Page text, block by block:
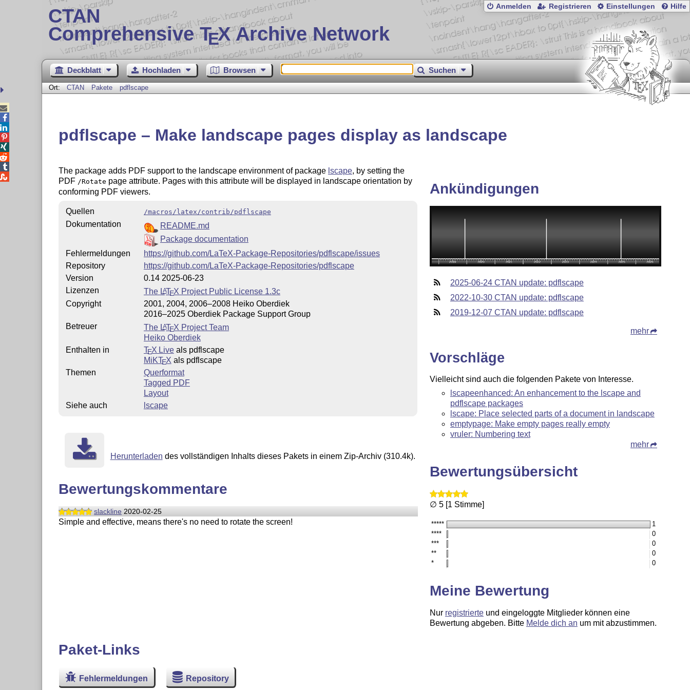
CTAN
Comprehensive TEX Archive Network
Anmelden Registrieren Einstellungen Hilfe
Deckblatt Hochladen Browsen Suchen
Ort: CTAN Pakete pdflscape
pdflscape – Make landscape pages display as landscape
The package adds PDF support to the landscape environment of package lscape, by setting the
PDF /Rotate page attribute. Pages with this attribute will be displayed in landscape orientation by
conforming PDF viewers.
Quellen /macros/latex/contrib/pdflscape
Dokumentation
README.md
Package documentation
Fehlermeldungen
https://github.com/LaTeX-Package-Repositories/pdflscape/issues
Repository
https://github.com/LaTeX-Package-Repositories/pdflscape
Version
0.14 2025-06-23
Lizenzen
The LATEX Project Public License 1.3c
Copyright
2001, 2004, 2006–2008 Heiko Oberdiek
2016–2025 Oberdiek Package Support Group
Betreuer
The LATEX Project Team
Heiko Oberdiek
Enthalten in
TEX Liveals pdflscape
MiKTEX als pdflscape
Themen
Querformat
Tagged PDF
Layout
Siehe auch
lscape
Herunterladen des vollständigen Inhalts dieses Pakets in einem Zip-Archiv (310.4k).
Bewertungskommentare
slackline2020-02-25
Simple and effective, means there's no need to rotate the screen!
Ankündigungen
2025-06-24 CTAN update: pdflscape
2022-10-30 CTAN update: pdflscape
2019-12-07 CTAN update: pdflscape
mehr
Vorschläge
Vielleicht sind auch die folgenden Pakete von Interesse.
lscapeenhanced: An enhancement to the lscape and
pdflscape packages
lscape: Place selected parts of a document in landscape
emptypage: Make empty pages really empty
vruler: Numbering text
mehr
Bewertungsübersicht
∅ 5 [1 Stimme]
*****
1
****
0
***
0
**
0
*
0
Meine Bewertung
Nur registrierteund eingeloggte Mitglieder können eine
Bewertung abgeben. Bitte Melde dich an um mit abzustimmen.
Paket-Links
Fehlermeldungen Repository




